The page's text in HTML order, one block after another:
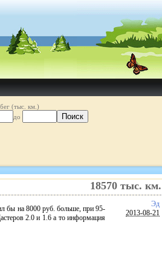
(тыс. км.)
Поиск
до
18570 тыс. км.
бы на 8000 руб. больше, при 95-
2.0 и 1.6 а то информация
Эд
2013-08-21